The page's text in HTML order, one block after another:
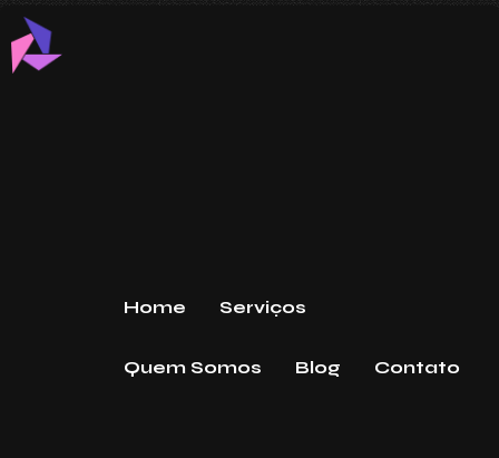
Home Serviços
Quem Somos Blog Contato